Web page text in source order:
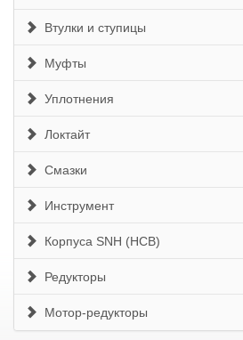
Втулки и ступицы
Муфты
Уплотнения
Локтайт
Смазки
Инструмент
Корпуса SNH (HCB)
Редукторы
Мотор-редукторы